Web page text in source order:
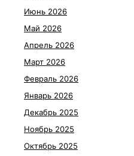
Июнь 2026
Май 2026
Апрель 2026
Март 2026
Февраль 2026
Январь 2026
Декабрь 2025
Ноябрь 2025
Октябрь 2025